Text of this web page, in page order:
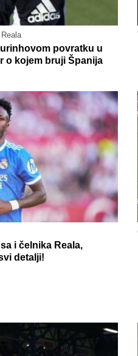
povratku u
o kojem bruji Španija
i čelnika Reala,
detalji!